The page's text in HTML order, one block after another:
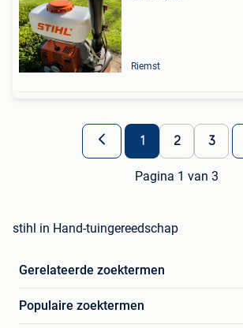
Riemst
1 2 3
Pagina 1 van 3
stihl in Hand-tuingereedschap
Gerelateerde zoektermen
Populaire zoektermen